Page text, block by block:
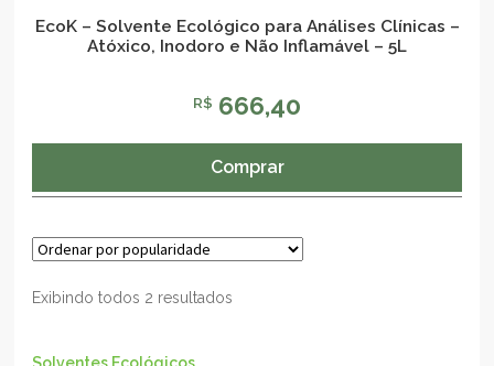
EcoK – Solvente Ecológico para Análises Clínicas –
Atóxico, Inodoro e Não Inflamável – 5L
R$ 666,40
Comprar
Exibindo todos 2 resultados